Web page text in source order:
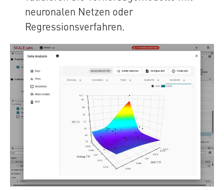
neuronalen Netzen oder
Regressionsverfahren.